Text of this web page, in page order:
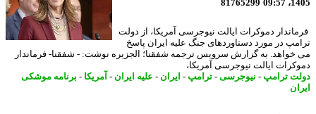
81765299
دموکرات ایالت نیوجرسی آمریکا، از دولت
در مورد دستاوردهای جنگ علیه ایران پاسخ
به گزارش سرویس ترجمه شفقنا؛ الجزیره نوشت: - شفقنا- فرماندار
ایالت نیوجرسی آمریکا،
ترامپ -نیوجرسی -ترامپ -ایران - علیه ایران - آمریکا- برنامه موشکی